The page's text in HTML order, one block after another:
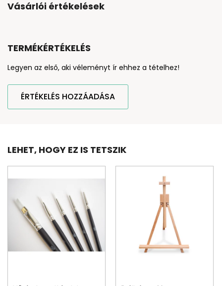
Vásárlói értékelések
TERMÉKÉRTÉKELÉS
Legyen az első, aki véleményt ír ehhez a tételhez!
ÉRTÉKELÉS HOZZÁADÁSA
LEHET, HOGY EZ IS TETSZIK